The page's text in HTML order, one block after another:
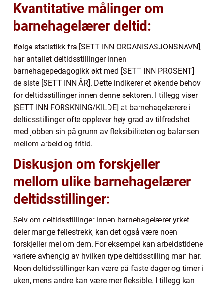
Kvantitative målinger om
barnehagelærer deltid:
Ifølge statistikk fra [SETT INN ORGANISASJONSNAVN],
har antallet deltidsstillinger innen
barnehagepedagogikk økt med [SETT INN PROSENT]
de siste [SETT INN ÅR]. Dette indikerer et økende behov
for deltidsstillinger innen denne sektoren. I tillegg viser
[SETT INN FORSKNING/KILDE] at barnehagelærere i
deltidsstillinger ofte opplever høy grad av tilfredshet
med jobben sin på grunn av fleksibiliteten og balansen
mellom arbeid og fritid.
Diskusjon om forskjeller
mellom ulike barnehagelærer
deltidsstillinger:
Selv om deltidsstillinger innen barnehagelærer yrket
deler mange fellestrekk, kan det også være noen
forskjeller mellom dem. For eksempel kan arbeidstidene
variere avhengig av hvilken type deltidsstilling man har.
Noen deltidsstillinger kan være på faste dager og timer i
uken, mens andre kan være mer fleksible. I tillegg kan